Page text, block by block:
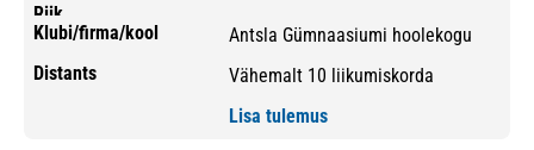
Antsla Gümnaasiumi hoolekogu
Vähemalt 10 liikumiskorda
Lisa tulemus